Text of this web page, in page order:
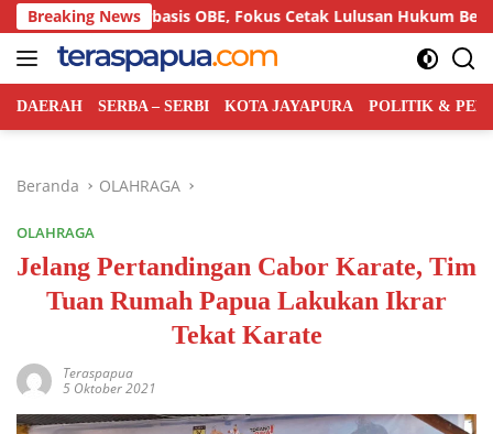
Langsung
ke
konten
Breaking News
Berbasis OBE, Fokus Cetak Lulusan Hukum Berdaya Saing
DAERAH SERBA – SERBI KOTA JAYAPURA POLITIK &
Beranda OLAHRAGA
OLAHRAGA
Jelang Pertandingan Cabor Karate, Tim
Tuan Rumah Papua Lakukan Ikrar
Tekat Karate
Teraspapua
5 Oktober 2021